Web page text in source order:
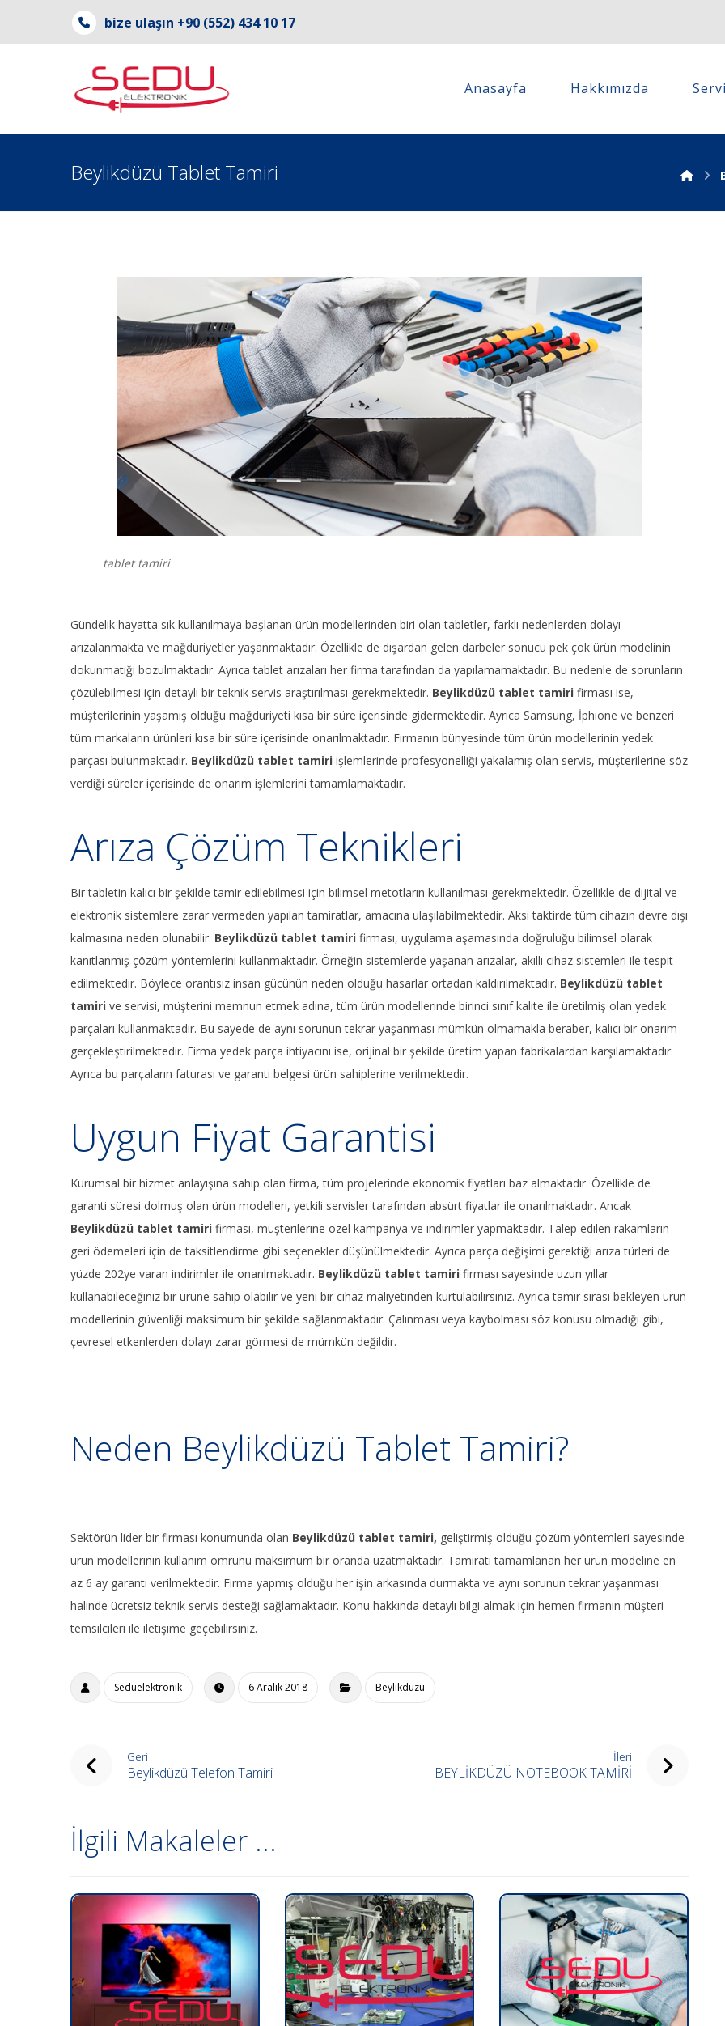
bize ulaşın +90 (552) 434 10 17
Anasayfa Hakkımızda
Beylikdüzü Tablet Tamiri
tablet tamiri
Gündelik hayatta sık kullanılmaya başlanan ürün modellerinden biri olan tabletler, farklı nedenlerden dolayı
arızalanmakta ve mağduriyetler yaşanmaktadır. Özellikle de dışardan gelen darbeler sonucu pek çok ürün modelinin
dokunmatiği bozulmaktadır. Ayrıca tablet arızaları her firma tarafından da yapılamamaktadır. Bu nedenle de sorunların
çözülebilmesi için detaylı bir teknik servis araştırılması gerekmektedir. Beylikdüzü tablet tamiri firması ise,
müşterilerinin yaşamış olduğu mağduriyeti kısa bir süre içerisinde gidermektedir. Ayrıca Samsung, İphıone ve benzeri
tüm markaların ürünleri kısa bir süre içerisinde onarılmaktadır. Firmanın bünyesinde tüm ürün modellerinin yedek
parçası bulunmaktadır. Beylikdüzü tablet tamiri işlemlerinde profesyonelliği yakalamış olan servis, müşterilerine söz
verdiği süreler içerisinde de onarım işlemlerini tamamlamaktadır.
Arıza Çözüm Teknikleri
Bir tabletin kalıcı bir şekilde tamir edilebilmesi için bilimsel metotların kullanılması gerekmektedir. Özellikle de dijital ve
elektronik sistemlere zarar vermeden yapılan tamiratlar, amacına ulaşılabilmektedir. Aksi taktirde tüm cihazın devre dışı
kalmasına neden olunabilir. Beylikdüzü tablet tamiri firması, uygulama aşamasında doğruluğu bilimsel olarak
kanıtlanmış çözüm yöntemlerini kullanmaktadır. Örneğin sistemlerde yaşanan arızalar, akıllı cihaz sistemleri ile tespit
edilmektedir. Böylece orantısız insan gücünün neden olduğu hasarlar ortadan kaldırılmaktadır. Beylikdüzü tablet
tamiri ve servisi, müşterini memnun etmek adına, tüm ürün modellerinde birinci sınıf kalite ile üretilmiş olan yedek
parçaları kullanmaktadır. Bu sayede de aynı sorunun tekrar yaşanması mümkün olmamakla beraber, kalıcı bir onarım
gerçekleştirilmektedir. Firma yedek parça ihtiyacını ise, orijinal bir şekilde üretim yapan fabrikalardan karşılamaktadır.
Ayrıca bu parçaların faturası ve garanti belgesi ürün sahiplerine verilmektedir.
Uygun Fiyat Garantisi
Kurumsal bir hizmet anlayışına sahip olan firma, tüm projelerinde ekonomik fiyatları baz almaktadır. Özellikle de
garanti süresi dolmuş olan ürün modelleri, yetkili servisler tarafından absürt fiyatlar ile onarılmaktadır. Ancak
Beylikdüzü tablet tamiri firması, müşterilerine özel kampanya ve indirimler yapmaktadır. Talep edilen rakamların
geri ödemeleri için de taksitlendirme gibi seçenekler düşünülmektedir. Ayrıca parça değişimi gerektiği arıza türleri de
yüzde 202ye varan indirimler ile onarılmaktadır. Beylikdüzü tablet tamiri firması sayesinde uzun yıllar
kullanabileceğiniz bir ürüne sahip olabilir ve yeni bir cihaz maliyetinden kurtulabilirsiniz. Ayrıca tamir sırası bekleyen ürün
modellerinin güvenliği maksimum bir şekilde sağlanmaktadır. Çalınması veya kaybolması söz konusu olmadığı gibi,
çevresel etkenlerden dolayı zarar görmesi de mümkün değildir.
Neden Beylikdüzü Tablet Tamiri?
Sektörün lider bir firması konumunda olan Beylikdüzü tablet tamiri, geliştirmiş olduğu çözüm yöntemleri sayesinde
ürün modellerinin kullanım ömrünü maksimum bir oranda uzatmaktadır. Tamiratı tamamlanan her ürün modeline en
az 6 ay garanti verilmektedir. Firma yapmış olduğu her işin arkasında durmakta ve aynı sorunun tekrar yaşanması
halinde ücretsiz teknik servis desteği sağlamaktadır. Konu hakkında detaylı bilgi almak için hemen firmanın müşteri
temsilcileri ile iletişime geçebilirsiniz.
Seduelektronik 6 Aralık 2018 Beylikdüzü
Geri
Beylikdüzü Telefon Tamiri
İleri
BEYLİKDÜZÜ NOTEBOOK TAMİRİ
İlgili Makaleler ...